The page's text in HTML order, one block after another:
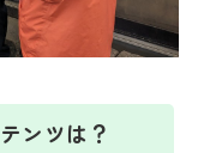
ンツは？